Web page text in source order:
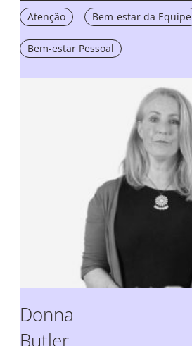
Atenção Bem-estar da Equipe
Bem-estar Pessoal
Donna
Butler